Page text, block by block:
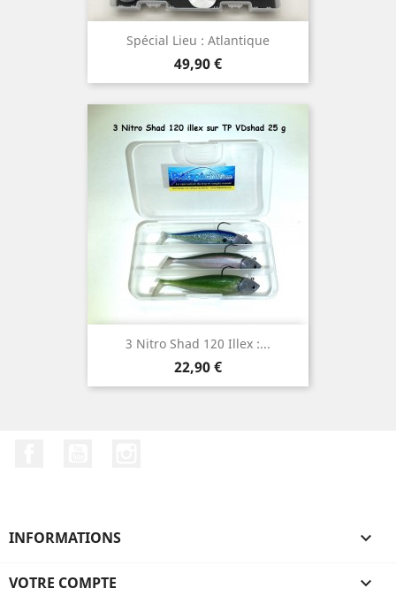
Spécial Lieu : Atlantique
Prix
49,90 €
3 Nitro Shad 120 Illex :...
Prix
22,90 €
INFORMATIONS 
VOTRE COMPTE 